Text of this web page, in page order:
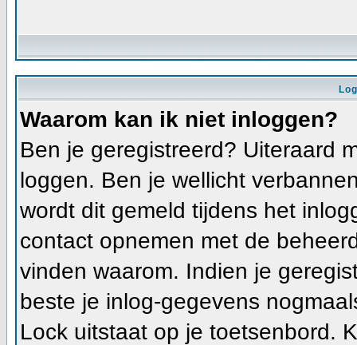
Waarom kan ik niet inloggen?
Ben je geregistreerd? Uiteraard
loggen. Ben je wellicht
wordt dit gemeld tijdens het
contact opnemen met de
vinden waarom. Indien je
beste je inlog-gegevens
Lock uitstaat op je toetsenbord.